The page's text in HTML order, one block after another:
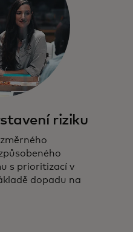
riziku
s prioritizací v
dopadu na